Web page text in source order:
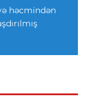
həcmindən